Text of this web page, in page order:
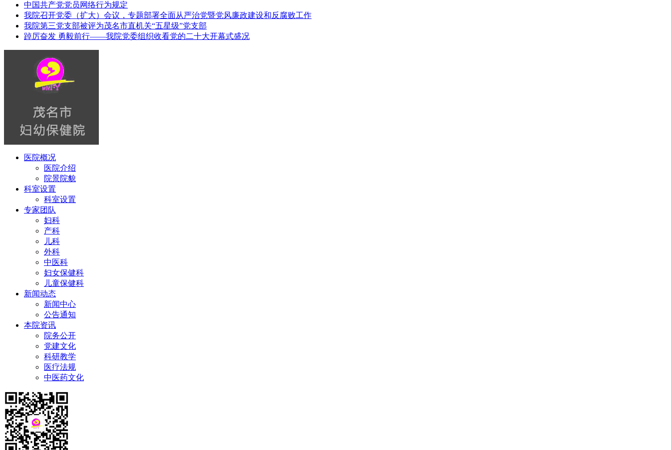
中国共产党党员网络行为规定
我院召开党委（扩大）会议，专题部署全面从严治党暨党风廉政建设和反腐败工作
我院第三党支部被评为茂名市直机关“五星级”党支部
踔厉奋发 勇毅前行——我院党委组织收看党的二十大开幕式盛况
医院概况
医院介绍
院景院貌
科室设置
科室设置
专家团队
妇科
产科
儿科
外科
中医科
妇女保健科
儿童保健科
新闻动态
新闻中心
公告通知
本院资讯
院务公开
党建文化
科研教学
医疗法规
中医药文化